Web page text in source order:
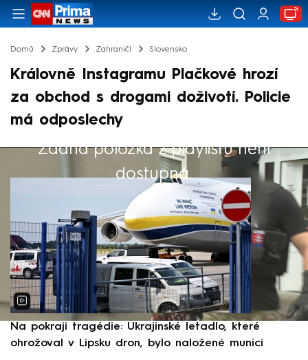
Domů Zprávy Zahraničí Slovensko
Královně Instagramu Plačkové hrozí
za obchod s drogami doživotí. Policie
má odposlechy
Žádná položka z playlistu není
dostupná.
Výběr redakce
Na pokraji tragédie: Ukrajinské letadlo, které
ohrožoval v Lipsku dron, bylo naložené municí